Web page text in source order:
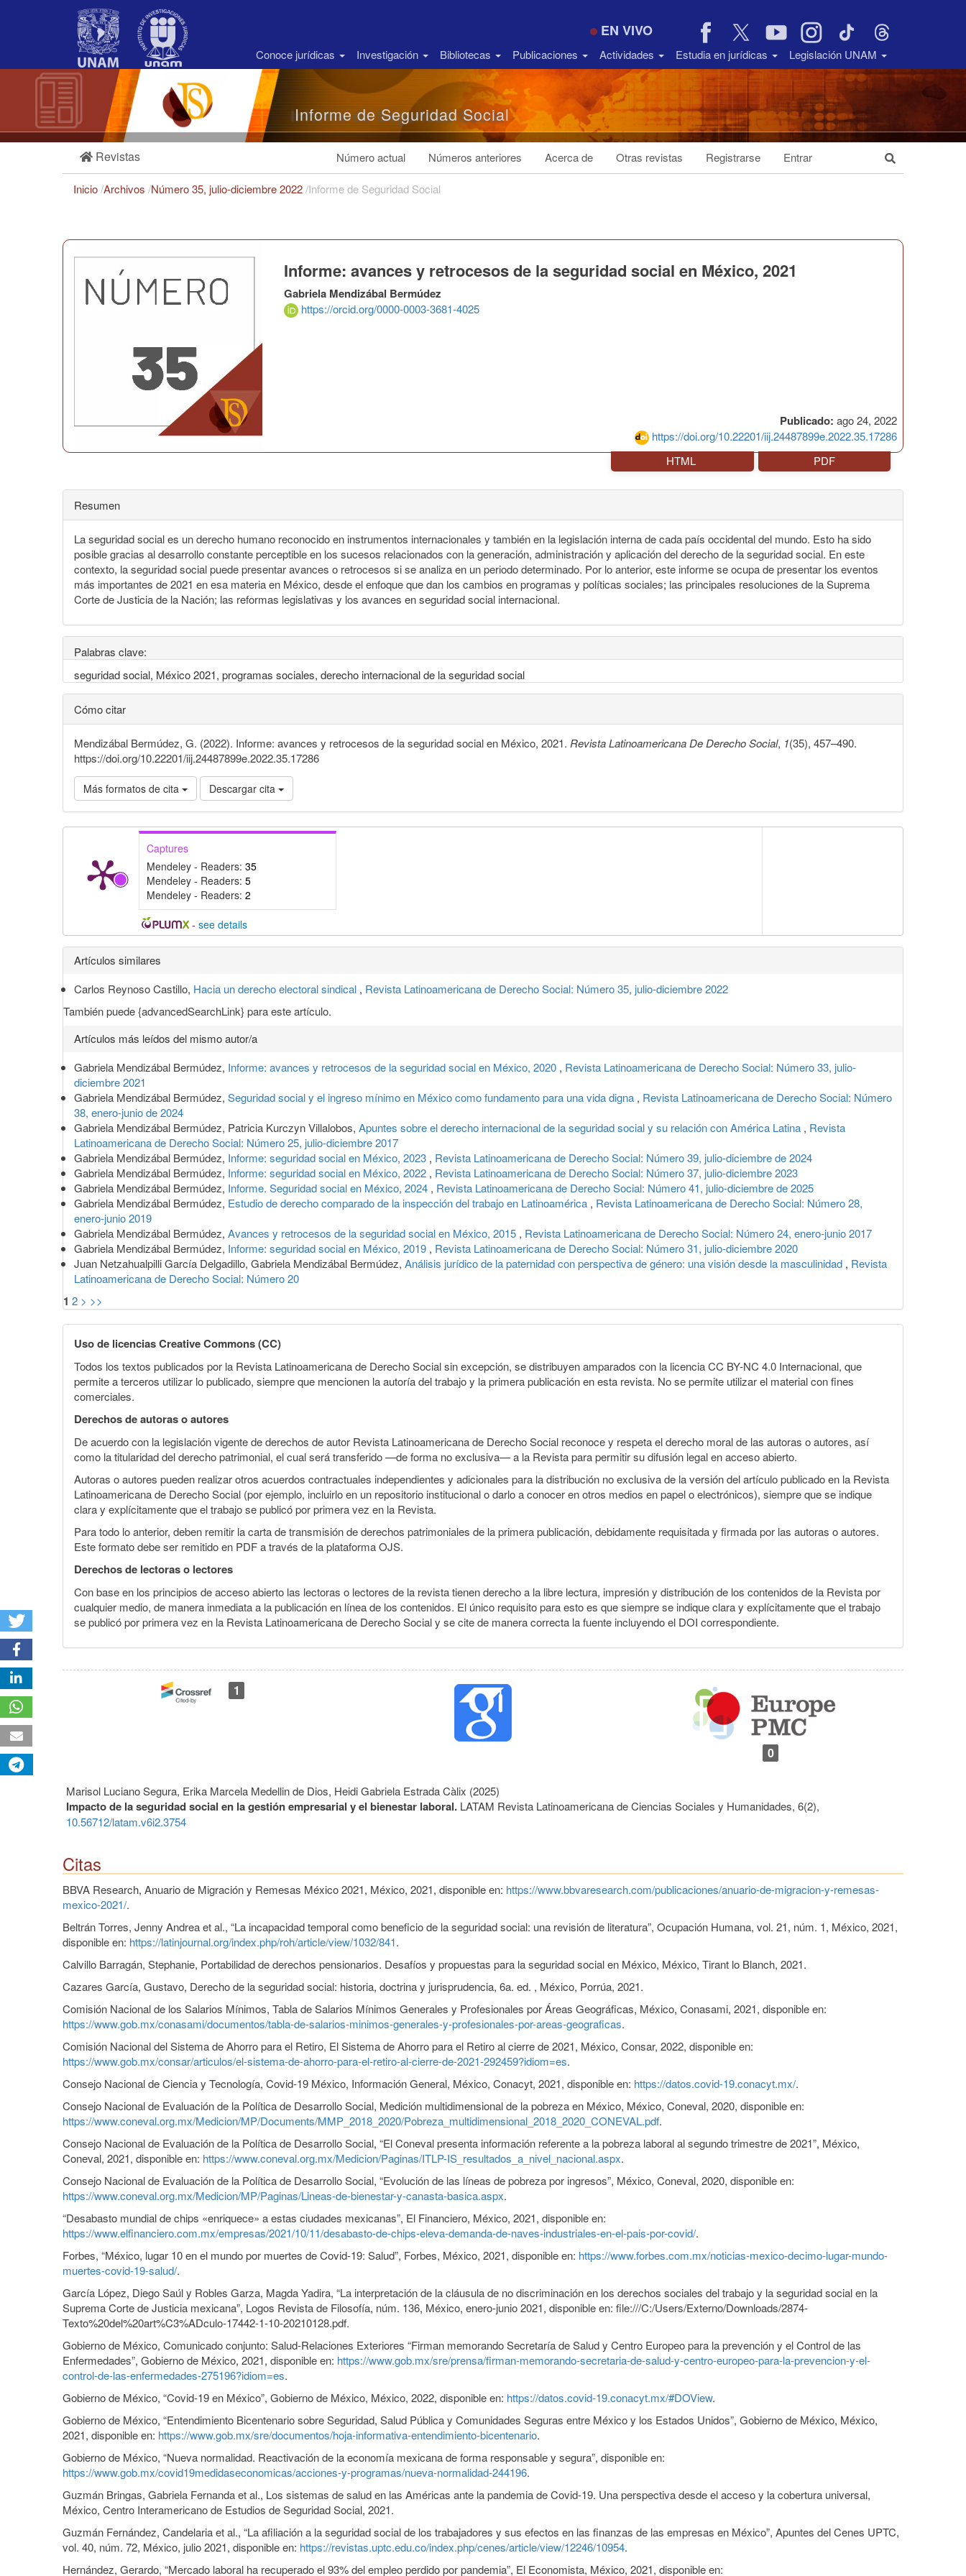
Barra
EN VIVO
Conoce jurídicas Investigación Bibliotecas Publicaciones Actividades Estudia en jurídicas Legislación UNAM
Informe de Seguridad Social
Revistas Número actual Números anteriores Acerca de Otras revistas Registrarse Entrar
Inicio/Archivos /Número 35, julio-diciembre 2022/Informe de Seguridad Social
Publicado: ago 24, 2022
https://doi.org/10.22201/iij.24487899e.2022.35.17286
Informe: avances y retrocesos de la seguridad social en México, 2021
Gabriela Mendizábal Bermúdez
https://orcid.org/0000-0003-3681-4025
HTML PDF
Resumen
La seguridad social es un derecho humano reconocido en instrumentos internacionales y también en la legislación interna de cada país occidental del mundo. Esto ha sido
posible gracias al desarrollo constante perceptible en los sucesos relacionados con la generación, administración y aplicación del derecho de la seguridad social. En este
contexto, la seguridad social puede presentar avances o retrocesos si se analiza en un periodo determinado. Por lo anterior, este informe se ocupa de presentar los eventos
más importantes de 2021 en esa materia en México, desde el enfoque que dan los cambios en programas y políticas sociales; las principales resoluciones de la Suprema
Corte de Justicia de la Nación; las reformas legislativas y los avances en seguridad social internacional.
Palabras clave:
seguridad social, México 2021, programas sociales, derecho internacional de la seguridad social
Cómo citar
Mendizábal Bermúdez, G. (2022). Informe: avances y retrocesos de la seguridad social en México, 2021. Revista Latinoamericana De Derecho Social, 1(35), 457–490.
https://doi.org/10.22201/iij.24487899e.2022.35.17286
Más formatos de cita Descargar cita
Captures
Mendeley - Readers: 35
Mendeley - Readers: 5
Mendeley - Readers: 2
- see details
Detalles
del
artículo
Artículos similares
Carlos Reynoso Castillo, Hacia un derecho electoral sindical , Revista Latinoamericana de Derecho Social: Número 35, julio-diciembre 2022
También puede {advancedSearchLink} para este artículo.
Artículos más leídos del mismo autor/a
Gabriela Mendizábal Bermúdez, Informe: avances y retrocesos de la seguridad social en México, 2020 , Revista Latinoamericana de Derecho Social: Número 33, julio-
diciembre 2021
Gabriela Mendizábal Bermúdez, Seguridad social y el ingreso mínimo en México como fundamento para una vida digna , Revista Latinoamericana de Derecho Social: Número
38, enero-junio de 2024
Gabriela Mendizábal Bermúdez, Patricia Kurczyn Villalobos, Apuntes sobre el derecho internacional de la seguridad social y su relación con América Latina , Revista
Latinoamericana de Derecho Social: Número 25, julio-diciembre 2017
Gabriela Mendizábal Bermúdez, Informe: seguridad social en México, 2023 , Revista Latinoamericana de Derecho Social: Número 39, julio-diciembre de 2024
Gabriela Mendizábal Bermúdez, Informe: seguridad social en México, 2022 , Revista Latinoamericana de Derecho Social: Número 37, julio-diciembre 2023
Gabriela Mendizábal Bermúdez, Informe. Seguridad social en México, 2024 , Revista Latinoamericana de Derecho Social: Número 41, julio-diciembre de 2025
Gabriela Mendizábal Bermúdez, Estudio de derecho comparado de la inspección del trabajo en Latinoamérica , Revista Latinoamericana de Derecho Social: Número 28,
enero-junio 2019
Gabriela Mendizábal Bermúdez, Avances y retrocesos de la seguridad social en México, 2015 , Revista Latinoamericana de Derecho Social: Número 24, enero-junio 2017
Gabriela Mendizábal Bermúdez, Informe: seguridad social en México, 2019 , Revista Latinoamericana de Derecho Social: Número 31, julio-diciembre 2020
Juan Netzahualpilli García Delgadillo, Gabriela Mendizábal Bermúdez, Análisis jurídico de la paternidad con perspectiva de género: una visión desde la masculinidad , Revista
Latinoamericana de Derecho Social: Número 20
1 2 > >>
Uso de licencias Creative Commons (CC)
Todos los textos publicados por la Revista Latinoamericana de Derecho Social sin excepción, se distribuyen amparados con la licencia CC BY-NC 4.0 Internacional, que
permite a terceros utilizar lo publicado, siempre que mencionen la autoría del trabajo y la primera publicación en esta revista. No se permite utilizar el material con fines
comerciales.
Derechos de autoras o autores
De acuerdo con la legislación vigente de derechos de autor Revista Latinoamericana de Derecho Social reconoce y respeta el derecho moral de las autoras o autores, así
como la titularidad del derecho patrimonial, el cual será transferido —de forma no exclusiva— a la Revista para permitir su difusión legal en acceso abierto.
Autoras o autores pueden realizar otros acuerdos contractuales independientes y adicionales para la distribución no exclusiva de la versión del artículo publicado en la Revista
Latinoamericana de Derecho Social (por ejemplo, incluirlo en un repositorio institucional o darlo a conocer en otros medios en papel o electrónicos), siempre que se indique
clara y explícitamente que el trabajo se publicó por primera vez en la Revista.
Para todo lo anterior, deben remitir la carta de transmisión de derechos patrimoniales de la primera publicación, debidamente requisitada y firmada por las autoras o autores.
Este formato debe ser remitido en PDF a través de la plataforma OJS.
Derechos de lectoras o lectores
Con base en los principios de acceso abierto las lectoras o lectores de la revista tienen derecho a la libre lectura, impresión y distribución de los contenidos de la Revista por
cualquier medio, de manera inmediata a la publicación en línea de los contenidos. El único requisito para esto es que siempre se indique clara y explícitamente que el trabajo
se publicó por primera vez en la Revista Latinoamericana de Derecho Social y se cite de manera correcta la fuente incluyendo el DOI correspondiente.
1
0
Marisol Luciano Segura, Erika Marcela Medellin de Dios, Heidi Gabriela Estrada Càlix (2025)
Impacto de la seguridad social en la gestión empresarial y el bienestar laboral. LATAM Revista Latinoamericana de Ciencias Sociales y Humanidades, 6(2),
10.56712/latam.v6i2.3754
Citas
BBVA Research, Anuario de Migración y Remesas México 2021, México, 2021, disponible en: https://www.bbvaresearch.com/publicaciones/anuario-de-migracion-y-remesas-
mexico-2021/.
Beltrán Torres, Jenny Andrea et al., “La incapacidad temporal como beneficio de la seguridad social: una revisión de literatura”, Ocupación Humana, vol. 21, núm. 1, México, 2021,
disponible en: https://latinjournal.org/index.php/roh/article/view/1032/841.
Calvillo Barragán, Stephanie, Portabilidad de derechos pensionarios. Desafíos y propuestas para la seguridad social en México, México, Tirant lo Blanch, 2021.
Cazares García, Gustavo, Derecho de la seguridad social: historia, doctrina y jurisprudencia, 6a. ed. , México, Porrúa, 2021.
Comisión Nacional de los Salarios Mínimos, Tabla de Salarios Mínimos Generales y Profesionales por Áreas Geográficas, México, Conasami, 2021, disponible en:
https://www.gob.mx/conasami/documentos/tabla-de-salarios-minimos-generales-y-profesionales-por-areas-geograficas.
Comisión Nacional del Sistema de Ahorro para el Retiro, El Sistema de Ahorro para el Retiro al cierre de 2021, México, Consar, 2022, disponible en:
https://www.gob.mx/consar/articulos/el-sistema-de-ahorro-para-el-retiro-al-cierre-de-2021-292459?idiom=es.
Consejo Nacional de Ciencia y Tecnología, Covid-19 México, Información General, México, Conacyt, 2021, disponible en: https://datos.covid-19.conacyt.mx/.
Consejo Nacional de Evaluación de la Política de Desarrollo Social, Medición multidimensional de la pobreza en México, México, Coneval, 2020, disponible en:
https://www.coneval.org.mx/Medicion/MP/Documents/MMP_2018_2020/Pobreza_multidimensional_2018_2020_CONEVAL.pdf.
Consejo Nacional de Evaluación de la Política de Desarrollo Social, “El Coneval presenta información referente a la pobreza laboral al segundo trimestre de 2021”, México,
Coneval, 2021, disponible en: https://www.coneval.org.mx/Medicion/Paginas/ITLP-IS_resultados_a_nivel_nacional.aspx.
Consejo Nacional de Evaluación de la Política de Desarrollo Social, “Evolución de las líneas de pobreza por ingresos”, México, Coneval, 2020, disponible en:
https://www.coneval.org.mx/Medicion/MP/Paginas/Lineas-de-bienestar-y-canasta-basica.aspx.
“Desabasto mundial de chips «enriquece» a estas ciudades mexicanas”, El Financiero, México, 2021, disponible en:
https://www.elfinanciero.com.mx/empresas/2021/10/11/desabasto-de-chips-eleva-demanda-de-naves-industriales-en-el-pais-por-covid/.
Forbes, “México, lugar 10 en el mundo por muertes de Covid-19: Salud”, Forbes, México, 2021, disponible en: https://www.forbes.com.mx/noticias-mexico-decimo-lugar-mundo-
muertes-covid-19-salud/.
García López, Diego Saúl y Robles Garza, Magda Yadira, “La interpretación de la cláusula de no discriminación en los derechos sociales del trabajo y la seguridad social en la
Suprema Corte de Justicia mexicana”, Logos Revista de Filosofía, núm. 136, México, enero-junio 2021, disponible en: file:///C:/Users/Externo/Downloads/2874-
Texto%20del%20art%C3%ADculo-17442-1-10-20210128.pdf.
Gobierno de México, Comunicado conjunto: Salud-Relaciones Exteriores “Firman memorando Secretaría de Salud y Centro Europeo para la prevención y el Control de las
Enfermedades”, Gobierno de México, 2021, disponible en: https://www.gob.mx/sre/prensa/firman-memorando-secretaria-de-salud-y-centro-europeo-para-la-prevencion-y-el-
control-de-las-enfermedades-275196?idiom=es.
Gobierno de México, “Covid-19 en México”, Gobierno de México, México, 2022, disponible en: https://datos.covid-19.conacyt.mx/#DOView.
Gobierno de México, “Entendimiento Bicentenario sobre Seguridad, Salud Pública y Comunidades Seguras entre México y los Estados Unidos”, Gobierno de México, México,
2021, disponible en: https://www.gob.mx/sre/documentos/hoja-informativa-entendimiento-bicentenario.
Gobierno de México, “Nueva normalidad. Reactivación de la economía mexicana de forma responsable y segura”, disponible en:
https://www.gob.mx/covid19medidaseconomicas/acciones-y-programas/nueva-normalidad-244196.
Guzmán Bringas, Gabriela Fernanda et al., Los sistemas de salud en las Américas ante la pandemia de Covid-19. Una perspectiva desde el acceso y la cobertura universal,
México, Centro Interamericano de Estudios de Seguridad Social, 2021.
Guzmán Fernández, Candelaria et al., “La afiliación a la seguridad social de los trabajadores y sus efectos en las finanzas de las empresas en México”, Apuntes del Cenes UPTC,
vol. 40, núm. 72, México, julio 2021, disponible en: https://revistas.uptc.edu.co/index.php/cenes/article/view/12246/10954.
Hernández, Gerardo, “Mercado laboral ha recuperado el 93% del empleo perdido por pandemia”, El Economista, México, 2021, disponible en: